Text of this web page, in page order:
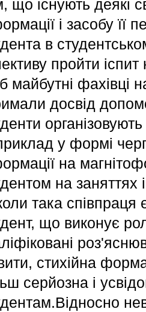
що існують деякі
і засобу її
в
пройти
майбутні фахівці
досвід
у формі
на
на
така співпраця
що виконує
стихійна
серйозна і